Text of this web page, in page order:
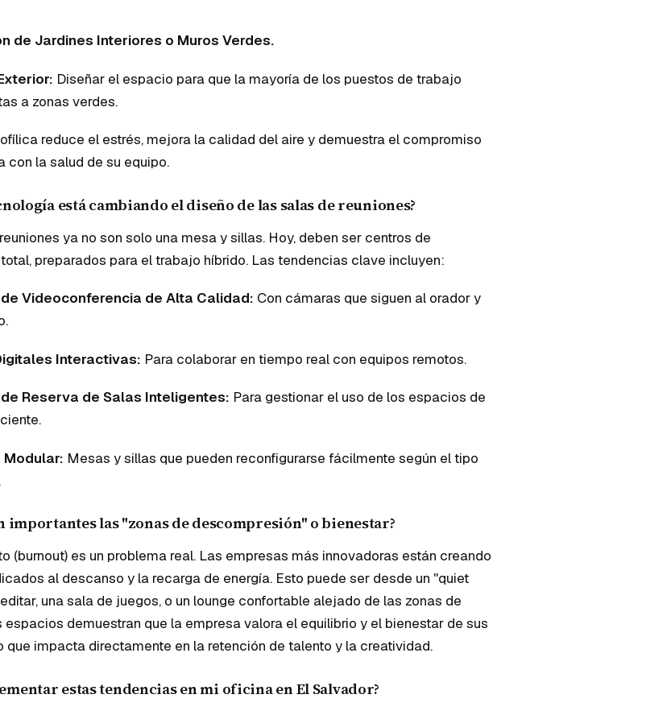
de Jardines Interiores o Muros Verdes.
Diseñar el espacio para que la mayoría de los puestos de trabajo
a zonas verdes.
reduce el estrés, mejora la calidad del aire y demuestra el compromiso
con la salud de su equipo.
está cambiando el diseño de las salas de reuniones?
ya no son solo una mesa y sillas. Hoy, deben ser centros de
preparados para el trabajo híbrido. Las tendencias clave incluyen:
Videoconferencia de Alta Calidad: Con cámaras que siguen al orador y
Interactivas: Para colaborar en tiempo real con equipos remotos.
Reserva de Salas Inteligentes: Para gestionar el uso de los espacios de
Mesas y sillas que pueden reconfigurarse fácilmente según el tipo
importantes las "zonas de descompresión" o bienestar?
(burnout) es un problema real. Las empresas más innovadoras están creando
al descanso y la recarga de energía. Esto puede ser desde un "quiet
una sala de juegos, o un lounge confortable alejado de las zonas de
espacios demuestran que la empresa valora el equilibrio y el bienestar de sus
que impacta directamente en la retención de talento y la creatividad.
estas tendencias en mi oficina en El Salvador?